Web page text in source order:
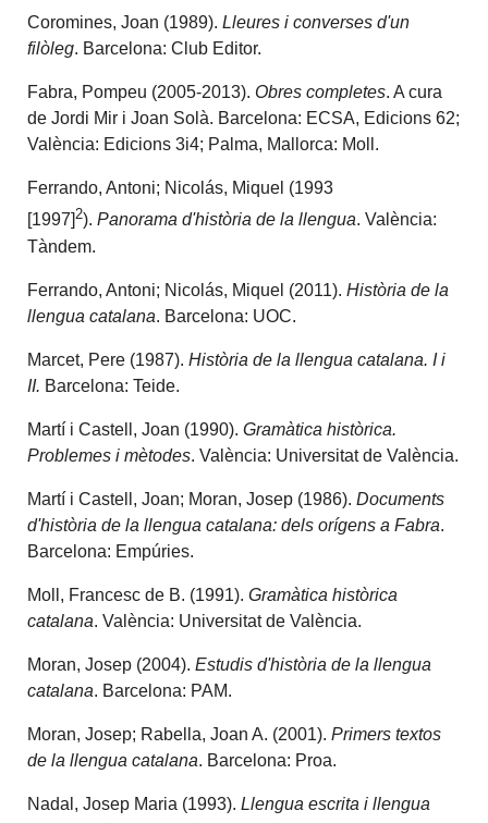
Coromines, Joan (1989).Lleures i converses d'un
filòleg. Barcelona: Club Editor.
Fabra, Pompeu (2005-2013). Obres completes. A cura
de Jordi Mir i Joan Solà. Barcelona: ECSA, Edicions 62;
València: Edicions 3i4; Palma, Mallorca: Moll.
Ferrando, Antoni; Nicolás, Miquel (1993
[1997]2).Panorama d'història de la llengua. València:
Tàndem.
Ferrando, Antoni; Nicolás, Miquel (2011).Història de la
llengua catalana. Barcelona: UOC.
Marcet, Pere (1987).Història de la llengua catalana. I i
II. Barcelona: Teide.
Martí i Castell, Joan (1990).Gramàtica històrica.
Problemes i mètodes. València: Universitat de València.
Martí i Castell, Joan; Moran, Josep (1986).Documents
d'història de la llengua catalana: dels orígens a Fabra.
Barcelona: Empúries.
Moll, Francesc de B. (1991).Gramàtica històrica
catalana. València: Universitat de València.
Moran, Josep (2004).Estudis d'història de la llengua
catalana. Barcelona: PAM.
Moran, Josep; Rabella, Joan A. (2001).Primers textos
de la llengua catalana. Barcelona: Proa.
Nadal, Josep Maria (1993).Llengua escrita i llengua